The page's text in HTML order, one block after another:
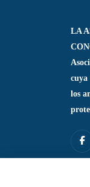
LA
cuya
los